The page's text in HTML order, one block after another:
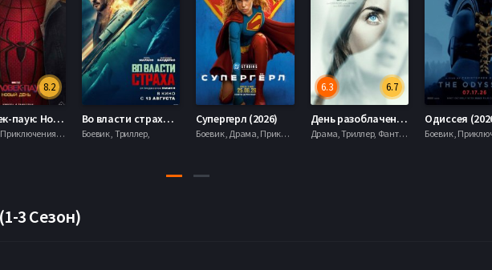
8.2
Человек-паук: Новый день (2026)
Боевик , Приключения, Фантастика, Фэнтези,
Во власти страха (2026)
Боевик , Триллер,
Супергерл (2026)
Боевик , Драма, Приключения, Фантастика,
6.7
6.3
День разоблачения (2026)
Драма, Триллер, Фантастика,
Одиссея
3 Сезон)